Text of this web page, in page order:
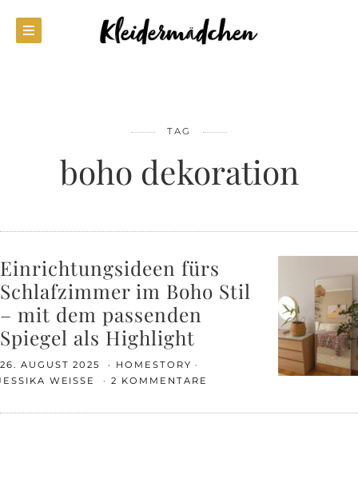
TAG
boho dekoration
Einrichtungsideen fürs
Schlafzimmer im Boho Stil
– mit dem passenden
Spiegel als Highlight
26. AUGUST 2025
HOMESTORY
WEISSE
2 KOMMENTARE